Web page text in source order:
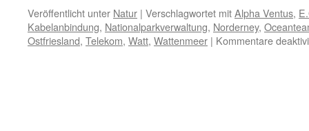
Veröffentlicht unter Natur | Verschlagwortet mitAlpha Ventus,
Kabelanbindung, Nationalparkverwaltung, Norderney,
Ostfriesland, Telekom, Watt, Wattenmeer | Kommentare